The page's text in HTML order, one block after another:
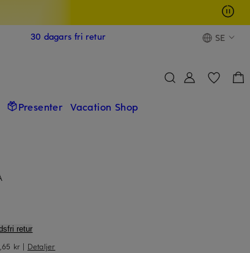
30 dagars fri retur SE
Presenter Vacation Shop
retur
kr | Detaljer